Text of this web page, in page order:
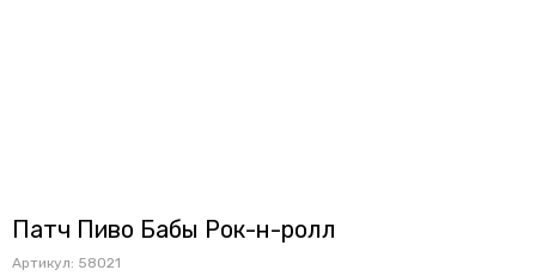
Патч Пиво Бабы Рок-н-ролл
Артикул: 58021